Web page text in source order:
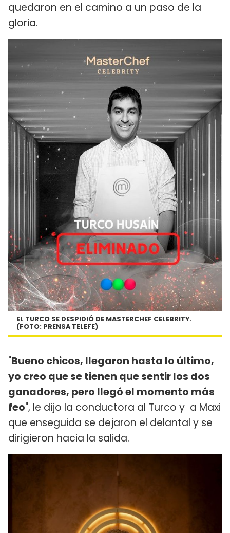
quedaron en el camino a un paso de la
gloria.
EL TURCO SE DESPIDIÓ DE MASTERCHEF CELEBRITY.
(FOTO: PRENSA TELEFE)
"Bueno chicos, llegaron hasta lo último,
yo creo que se tienen que sentir los dos
ganadores, pero llegó el momento más
feo", le dijo la conductora al Turco y a Maxi
que enseguida se dejaron el delantal y se
dirigieron hacia la salida.